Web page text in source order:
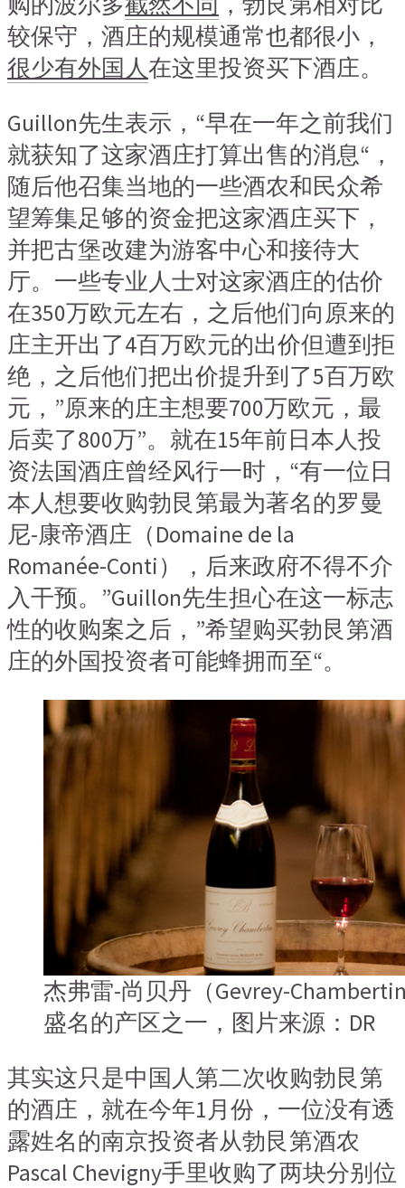
较保守，酒庄的规模通常也都很小，
很少有外国人在这里投资买下酒庄。
Guillon先生表示，“早在一年之前我们
就获知了这家酒庄打算出售的消息“，
随后他召集当地的一些酒农和民众希
望筹集足够的资金把这家酒庄买下，
并把古堡改建为游客中心和接待大
厅。一些专业人士对这家酒庄的估价
在350万欧元左右，之后他们向原来的
庄主开出了4百万欧元的出价但遭到拒
绝，之后他们把出价提升到了5百万欧
元，”原来的庄主想要700万欧元，最
后卖了800万”。就在15年前日本人投
资法国酒庄曾经风行一时，“有一位日
本人想要收购勃艮第最为著名的罗曼
尼-康帝酒庄（Domaine de la
Romanée-Conti），后来政府不得不介
入干预。”Guillon先生担心在这一标志
性的收购案之后，”希望购买勃艮第酒
庄的外国投资者可能蜂拥而至“。
杰弗雷-尚贝丹（Gevrey-
盛名的产区之一，图片来源：DR
其实这只是中国人第二次收购勃艮第
的酒庄，就在今年1月份，一位没有透
露姓名的南京投资者从勃艮第酒农
Pascal Chevigny手里收购了两块分别位